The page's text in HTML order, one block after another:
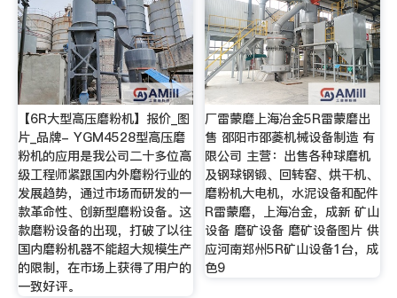
【6R大型高压磨粉机】报价_图
片_品牌- YGM4528型高压磨
粉机的应用是我公司二十多位高
级工程师紧跟国内外磨粉行业的
发展趋势，通过市场而研发的一
款革命性、创新型磨粉设备。这
款磨粉设备的出现，打破了以往
国内磨粉机器不能超大规模生产
的限制，在市场上获得了用户的
一致好评。
厂雷蒙磨上海冶金5R雷蒙磨出
售 邵阳市邵菱机械设备制造 有
限公司 主营：出售各种球磨机
及钢球钢锻、回转窑、烘干机、
磨粉机大电机，水泥设备和配件
R雷蒙磨，上海冶金，成新 矿山
设备 磨矿设备 磨矿设备图片 供
应河南郑州5R矿山设备1台，成
色9